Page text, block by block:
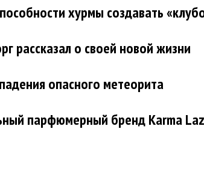
хурмы создавать
рассказал о своей новой жизни
опасного метеорита
парфюмерный бренд Karma